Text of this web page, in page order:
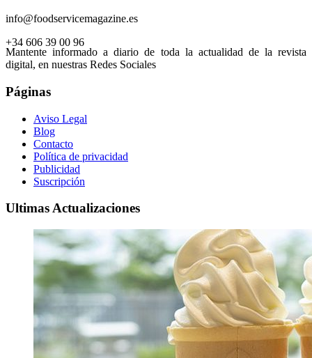
info@foodservicemagazine.es
+34 606 39 00 96
Mantente informado a diario de toda la actualidad de la revista
digital, en nuestras Redes Sociales
Páginas
Aviso Legal
Blog
Contacto
Política de privacidad
Publicidad
Suscripción
Ultimas Actualizaciones